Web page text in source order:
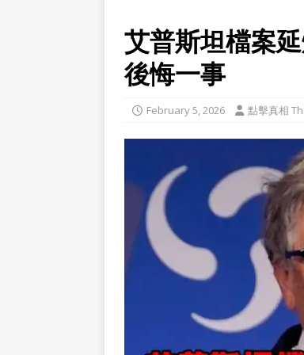
艾普斯坦檔案
後悔一事
February 5, 2026 點擊真相